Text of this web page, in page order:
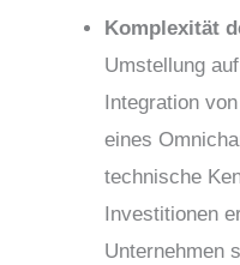
Komplexität
Umstellung
Integration
eines
technische
Investitionen
Unternehmen